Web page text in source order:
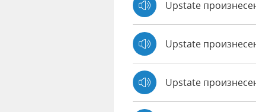
Upstate
Upstate
Upstate